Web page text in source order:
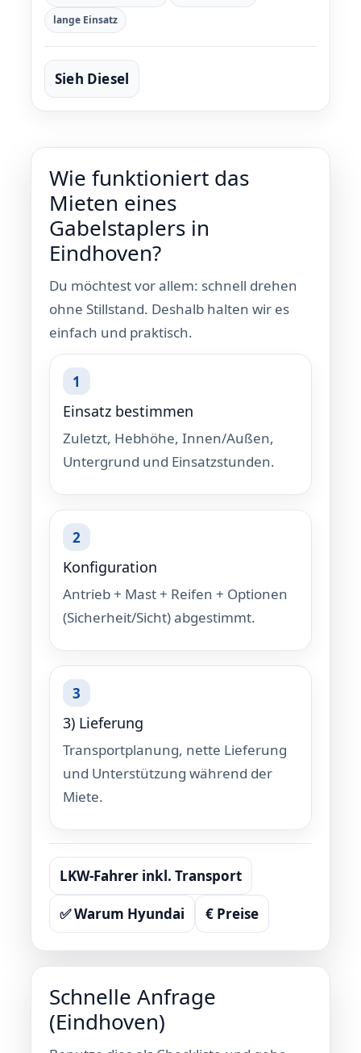
lange Einsatz
Sieh Diesel
Wie funktioniert das
Mieten eines
Gabelstaplers in
Eindhoven?
Du möchtest vor allem: schnell drehen
ohne Stillstand. Deshalb halten wir es
einfach und praktisch.
Einsatz bestimmen
Zuletzt, Hebhöhe, Innen/Außen,
Untergrund und Einsatzstunden.
Konfiguration
Antrieb + Mast + Reifen + Optionen
(Sicherheit/Sicht) abgestimmt.
3) Lieferung
Transportplanung, nette Lieferung
und Unterstützung während der
Miete.
LKW-Fahrer inkl. Transport
✅ Warum Hyundai € Preise
Schnelle Anfrage
(Eindhoven)